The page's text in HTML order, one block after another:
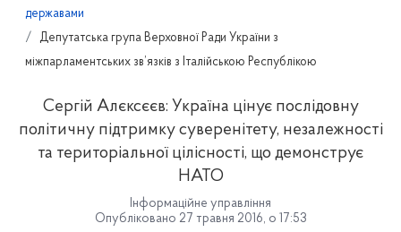
державами
Депутатська група Верховної Ради України з
міжпарламентських зв’язків з Італійською Республікою
Сергій Алєксєєв: Україна цінує послідовну
політичну підтримку суверенітету, незалежності
та територіальної цілісності, що демонструє
НАТО
Інформаційне управління
Опубліковано 27 травня 2016, о 17:53